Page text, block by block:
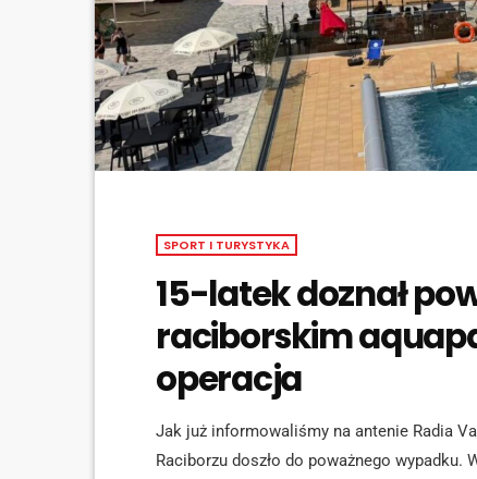
SPORT I TURYSTYKA
15-latek doznał
raciborskim
operacja
Jak już informowaliśmy na antenie Radia
Raciborzu doszło do poważnego wypadku.